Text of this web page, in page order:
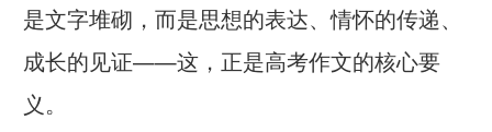
是文字堆砌，而是思想的表达、情怀的传递、
成长的见证——这，正是高考作文的核心要
义。